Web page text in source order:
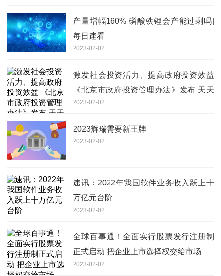
产量增幅160% 磷酸铁锂会产能过剩吗|
每日速看
2023-02-02
激发社会投资活力、提高政府投资效益
《北京市政府投资管理办法》发布 天天
报资讯
2023-02-02
2023辉瑞需要新王牌
2023-02-02
速讯：2022年我国软件业务收入跃上十
万亿元台阶
2023-02-02
全球百事通！全面实行股票发行注册制
正式启动 把企业上市选择权交给市场
2023-02-02